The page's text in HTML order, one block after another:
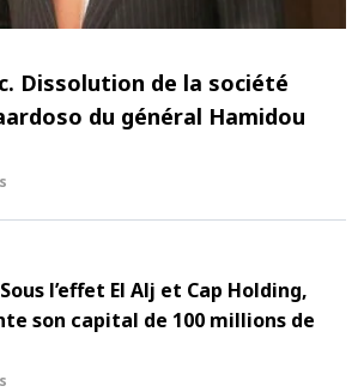
Dissolution de la société
du général Hamidou
l’effet El Alj et Cap Holding,
son capital de 100 millions de